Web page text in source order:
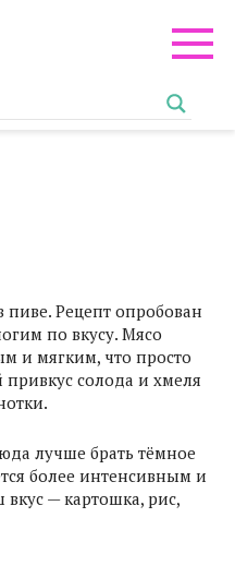
Рецепт опробован
по вкусу. Мясо
и мягким, что просто
привкус солода и хмеля
лучше брать тёмное
более интенсивным и
— картошка, рис,